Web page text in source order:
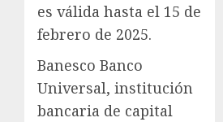
es válida hasta el 15 de
febrero de 2025.
Banesco Banco
Universal, institución
bancaria de capital